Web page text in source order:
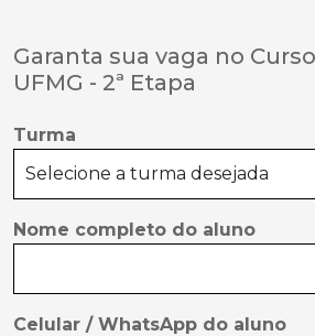
Garanta sua vaga no
UFMG - 2ª Etapa
Turma
Nome completo do aluno
Celular / WhatsApp do aluno